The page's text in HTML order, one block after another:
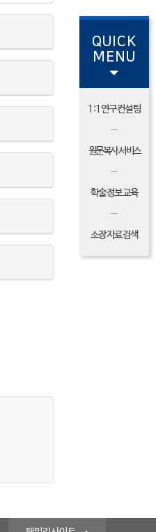
QUICK
MENU
1:1연구컨설팅
원문복사 서비스
학술정보교육
소장자료검색